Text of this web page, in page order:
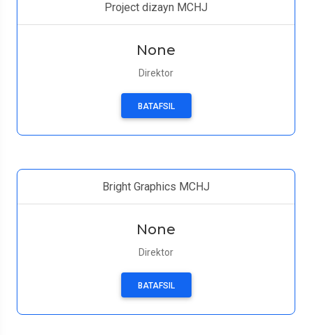
Project dizayn MCHJ
None
Direktor
BATAFSIL
Bright Graphics MCHJ
None
Direktor
BATAFSIL